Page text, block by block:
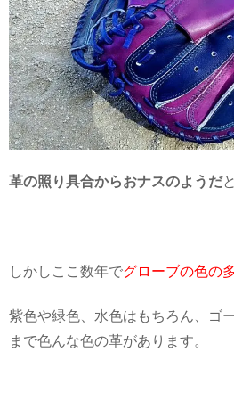
革の照り具合からおナスのようだ
しかしここ数年でグローブの色の
紫色や緑色、水色はもちろん、ゴ
まで色んな色の革があります。